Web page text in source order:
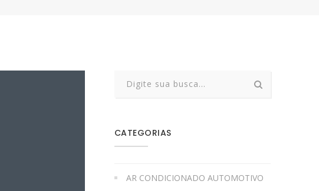
CATEGORIAS
AR CONDICIONADO AUTOMOTIVO